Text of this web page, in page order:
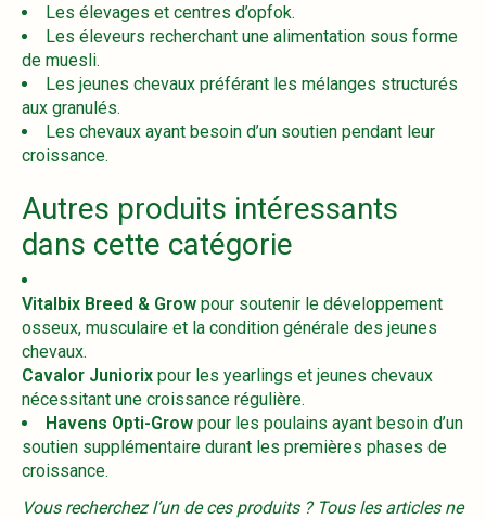
Les élevages et centres d’opfok.
Les éleveurs recherchant une alimentation sous forme
de muesli.
Les jeunes chevaux préférant les mélanges structurés
aux granulés.
Les chevaux ayant besoin d’un soutien pendant leur
croissance.
Autres produits intéressants
dans cette catégorie
Vitalbix Breed & Grow pour soutenir le développement
osseux, musculaire et la condition générale des jeunes
chevaux.
Cavalor Juniorix pour les yearlings et jeunes chevaux
nécessitant une croissance régulière.
Havens Opti-Grow pour les poulains ayant besoin d’un
soutien supplémentaire durant les premières phases de
croissance.
Vous recherchez l’un de ces produits ? Tous les articles ne